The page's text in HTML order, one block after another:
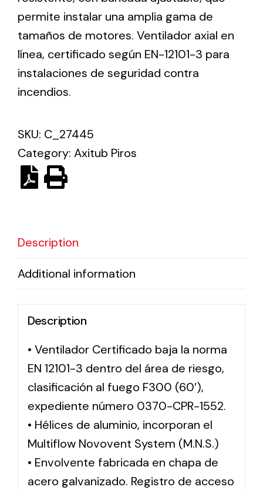
Iluminación Solar
de necesidades.
Solar lighting
Variety of solar solutions for all kinds of needs.
permite instalar una amplia gama de
tamaños de motores. Ventilador axial en
línea, certificado según EN-12101-3 para
instalaciones de seguridad contra
incendios.
SKU: C_27445
Category: Axitub Piros
Description
Additional information
Description
• Ventilador Certificado baja la norma
EN 12101-3 dentro del área de riesgo,
clasificación al fuego F300 (60′),
expediente número 0370-CPR-1552.
• Hélices de aluminio, incorporan el
Multiflow Novovent System (M.N.S.)
• Envolvente fabricada en chapa de
acero galvanizado. Registro de acceso